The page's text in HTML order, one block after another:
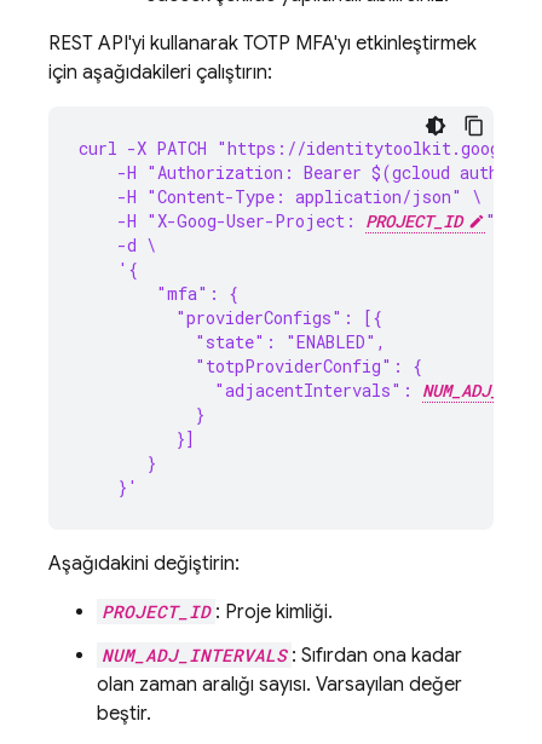
REST API'yi kullanarak TOTP MFA'yı etkinleştirmek
için aşağıdakileri çalıştırın:
curl -X PATCH "https://
-H "Authorization: Bearer $(gcloud auth
    -H "Content-Type: application/json" \
    -H "X-Goog-User-Project:
PROJECT_ID
" \
    -d \
    '{
        "mfa": {
          "providerConfigs": [{
            "state": "ENABLED",
            "totpProviderConfig": {
              "adjacentIntervals":
            }
          }]
       }
    }'
Aşağıdakini değiştirin:
PROJECT_ID : Proje kimliği.
NUM_ADJ_INTERVALS : Sıfırdan ona kadar
olan zaman aralığı sayısı. Varsayılan değer
beştir.